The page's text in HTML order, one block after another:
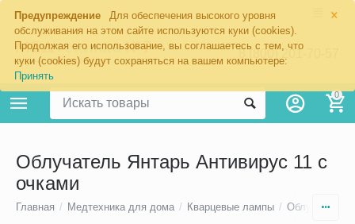
×
Предупреждение
Для обеспечения высокого уровня
обслуживания на этом сайте используются куки (cookies).
Продолжая его использование, вы соглашаетесь с тем, что
куки (cookies) будут сохраняться на вашем компьютере:
Принять
8 (800) 201-70-57
0
Облучатель Янтарь Антивирус 11 с
очками
Главная / Медтехника для дома / Кварцевые лампы / Облучатели-